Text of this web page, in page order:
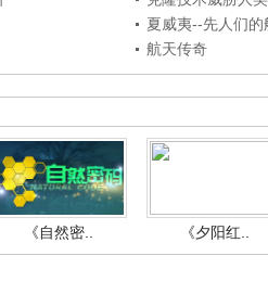
夏威夷--先人们的
航天传奇
《自然密.. 《夕阳红..